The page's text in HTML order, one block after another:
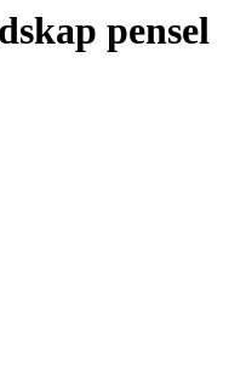
pensel